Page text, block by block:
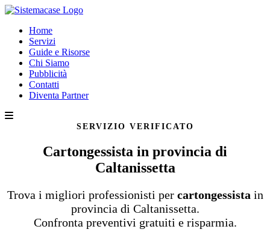
Home
Servizi
Guide e Risorse
Chi Siamo
Pubblicità
Contatti
Diventa Partner
SERVIZIO VERIFICATO
Cartongessista in provincia di
Caltanissetta
Trova i migliori professionisti per cartongessista in
provincia di Caltanissetta.
Confronta preventivi gratuiti e risparmia.